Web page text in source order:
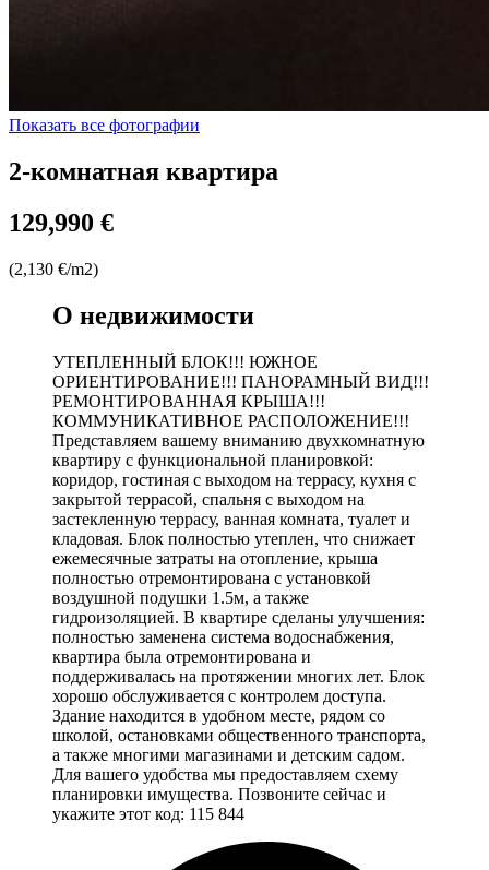
Показать все фотографии
2-комнатная квартира
129,990 €
(2,130 €/m2)
О недвижимости
УТЕПЛЕННЫЙ БЛОК!!! ЮЖНОЕ
ОРИЕНТИРОВАНИЕ!!! ПАНОРАМНЫЙ ВИД!!!
РЕМОНТИРОВАННАЯ КРЫША!!!
КОММУНИКАТИВНОЕ РАСПОЛОЖЕНИЕ!!!
Представляем вашему вниманию двухкомнатную
квартиру с функциональной планировкой:
коридор, гостиная с выходом на террасу, кухня с
закрытой террасой, спальня с выходом на
застекленную террасу, ванная комната, туалет и
кладовая. Блок полностью утеплен, что снижает
ежемесячные затраты на отопление, крыша
полностью отремонтирована с установкой
воздушной подушки 1.5м, а также
гидроизоляцией. В квартире сделаны улучшения:
полностью заменена система водоснабжения,
квартира была отремонтирована и
поддерживалась на протяжении многих лет. Блок
хорошо обслуживается с контролем доступа.
Здание находится в удобном месте, рядом со
школой, остановками общественного транспорта,
а также многими магазинами и детским садом.
Для вашего удобства мы предоставляем схему
планировки имущества. Позвоните сейчас и
укажите этот код: 115 844